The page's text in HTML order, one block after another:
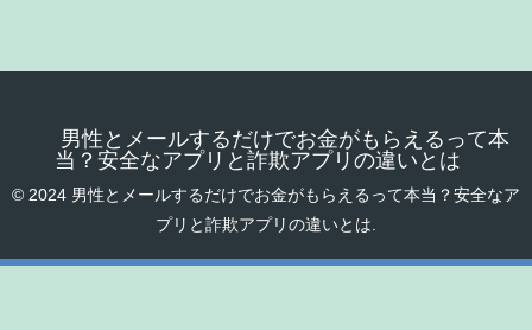
男性とメールするだけでお金がもらえるって本
当？安全なアプリと詐欺アプリの違いとは
© 2024 男性とメールするだけでお金がもらえるって本当？安全なア
プリと詐欺アプリの違いとは.